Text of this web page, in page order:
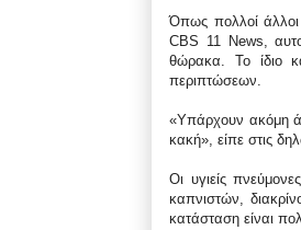
Όπως πολλοί άλλοι
CBS 11 News,
θώρακα. Το ίδιο
περιπτώσεων.
«Υπάρχουν ακόμη
κακή», είπε στις
Οι υγιείς
καπνιστών,
κατάσταση είναι